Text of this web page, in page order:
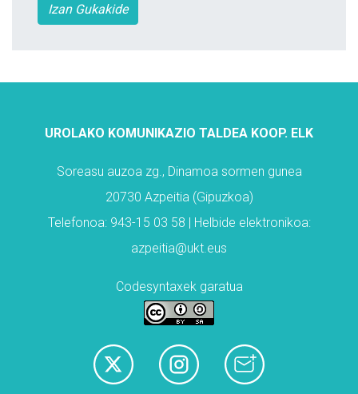
Izan Gukakide
UROLAKO KOMUNIKAZIO TALDEA KOOP. ELK
Soreasu auzoa zg., Dinamoa sormen gunea
20730 Azpeitia (Gipuzkoa)
Telefonoa: 943-15 03 58 | Helbide elektronikoa:
azpeitia@ukt.eus
Codesyntaxek garatua